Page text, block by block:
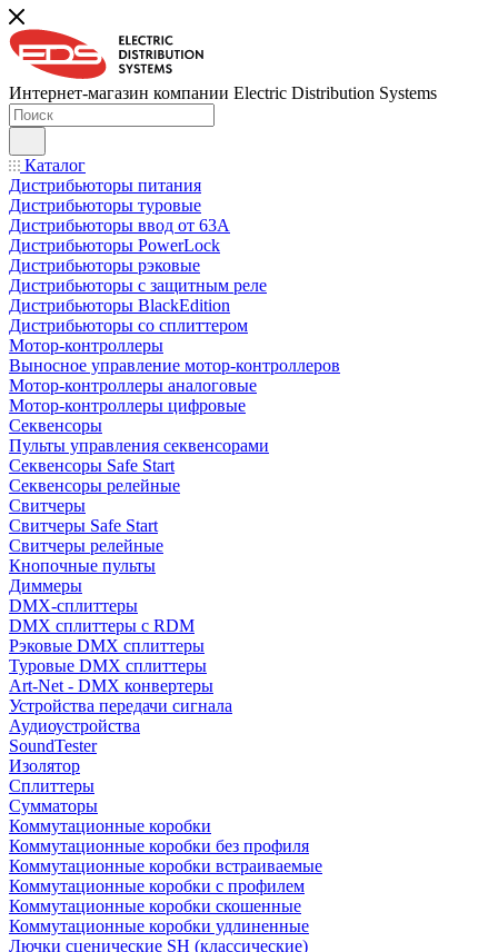
Интернет-магазин компании Electric Distribution Systems
Каталог
Дистрибьюторы питания
Дистрибьюторы туровые
Дистрибьюторы ввод от 63A
Дистрибьюторы PowerLock
Дистрибьюторы рэковые
Дистрибьюторы с защитным реле
Дистрибьюторы BlackEdition
Дистрибьюторы со сплиттером
Мотор-контроллеры
Выносное управление мотор-контроллеров
Мотор-контроллеры аналоговые
Мотор-контроллеры цифровые
Секвенсоры
Пульты управления секвенсорами
Секвенсоры Safe Start
Секвенсоры релейные
Свитчеры
Свитчеры Safe Start
Свитчеры релейные
Кнопочные пульты
Диммеры
DMX-сплиттеры
DMX сплиттеры с RDM
Рэковые DMX сплиттеры
Туровые DMX сплиттеры
Art-Net - DMX конвертеры
Устройства передачи сигнала
Аудиоустройства
SoundTester
Изолятор
Сплиттеры
Сумматоры
Коммутационные коробки
Коммутационные коробки без профиля
Коммутационные коробки встраиваемые
Коммутационные коробки с профилем
Коммутационные коробки скошенные
Коммутационные коробки удлиненные
Лючки сценические SH (классические)